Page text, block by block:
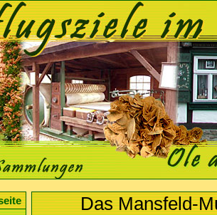
Das Mansfeld-